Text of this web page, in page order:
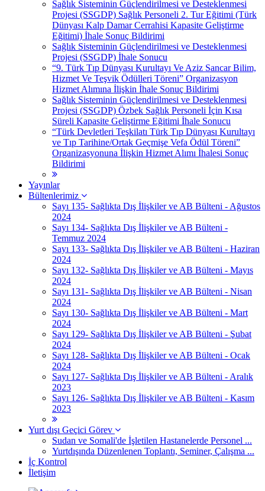
Sağlık Sisteminin Güçlendirilmesi ve Desteklenmesi
Projesi (SSGDP) Sağlık Personeli 2. Tur Eğitimi (Türk
Dünyası Kalp Damar Cerrahisi Kapasite Geliştirme
Eğitimi) İhale Sonuç Bildirimi
Sağlık Sisteminin Güçlendirilmesi ve Desteklenmesi
Projesi (SSGDP) İhale Sonucu
“9. Türk Tıp Dünyası Kurultayı Ve Aziz Sancar Bilim,
Hizmet Ve Teşvik Ödülleri Töreni” Organizasyon
Hizmet Alımına İlişkin İhale Sonuç Bildirimi
Sağlık Sisteminin Güçlendirilmesi ve Desteklenmesi
Projesi (SSGDP) Özbek Sağlık Personeli İçin Kısa
Süreli Kapasite Geliştirme Eğitimi İhale Sonucu
“Türk Devletleri Teşkilatı Türk Tıp Dünyası Kurultayı
ve Tıp Tarihine/Ortak Geçmişe Vefa Ödül Töreni”
Organizasyonuna İlişkin Hizmet Alımı İhalesi Sonuç
Bildirimi
Yayınlar
Bültenlerimiz
Sayı 135- Sağlıkta Dış İlişkiler ve AB Bülteni - Ağustos
2024
Sayı 134- Sağlıkta Dış İlişkiler ve AB Bülteni -
Temmuz 2024
Sayı 133- Sağlıkta Dış İlişkiler ve AB Bülteni - Haziran
2024
Sayı 132- Sağlıkta Dış İlişkiler ve AB Bülteni - Mayıs
2024
Sayı 131- Sağlıkta Dış İlişkiler ve AB Bülteni - Nisan
2024
Sayı 130- Sağlıkta Dış İlişkiler ve AB Bülteni - Mart
2024
Sayı 129- Sağlıkta Dış İlişkiler ve AB Bülteni - Şubat
2024
Sayı 128- Sağlıkta Dış İlişkiler ve AB Bülteni - Ocak
2024
Sayı 127- Sağlıkta Dış İlişkiler ve AB Bülteni - Aralık
2023
Sayı 126- Sağlıkta Dış İlişkiler ve AB Bülteni - Kasım
2023
Yurt dışı Geçici Görev
Sudan ve Somali'de İşletilen Hastanelerde Personel ...
Yurtdışında Düzenlenen Toplantı, Seminer, Çalışma ...
İç Kontrol
İletişim